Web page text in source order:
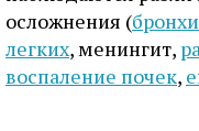
осложнения (
легких, менингит,
воспаление почек,